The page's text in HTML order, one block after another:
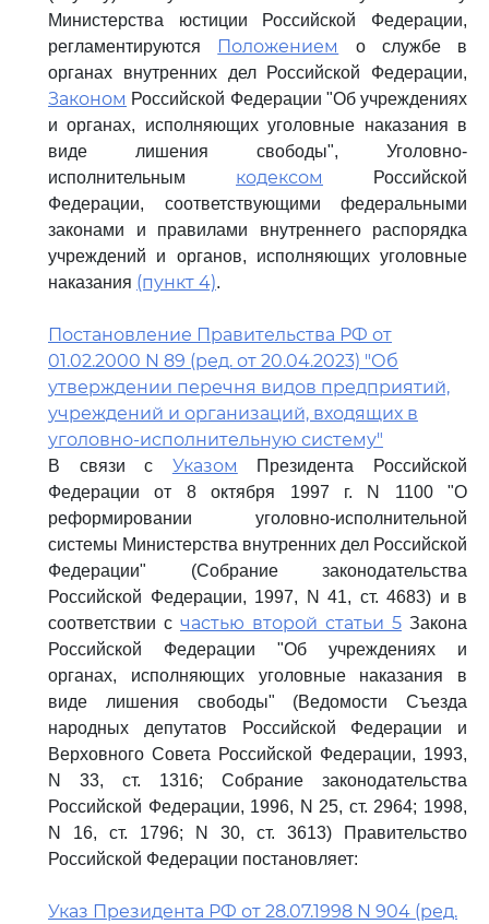
Министерства юстиции Российской Федерации,
регламентируются
Положением
о службе в
органах внутренних дел Российской Федерации,
Законом Российской Федерации "Об учреждениях
и органах, исполняющих уголовные наказания в
виде лишения свободы", Уголовно-
исполнительным кодексом
Российской
Федерации, соответствующими федеральными
законами и правилами внутреннего распорядка
учреждений и органов, исполняющих уголовные
наказания (пункт 4).
Постановление Правительства РФ от
01.02.2000 N 89 (ред. от 20.04.2023) "Об
утверждении перечня видов предприятий,
учреждений и организаций, входящих в
уголовно-исполнительную систему"
В связи с Указом
Президента Российской
Федерации от 8 октября 1997 г. N 1100 "О
реформировании уголовно-исполнительной
системы Министерства внутренних дел Российской
Федерации" (Собрание законодательства
Российской Федерации, 1997, N 41, ст. 4683) и в
соответствии с частью второй статьи 5 Закона
Российской Федерации "Об учреждениях и
органах, исполняющих уголовные наказания в
виде лишения свободы" (Ведомости Съезда
народных депутатов Российской Федерации и
Верховного Совета Российской Федерации, 1993,
N 33, ст. 1316; Собрание законодательства
Российской Федерации, 1996, N 25, ст. 2964; 1998,
N 16, ст. 1796; N 30, ст. 3613) Правительство
Российской Федерации постановляет:
Указ Президента РФ от 28.07.1998 N 904 (ред.